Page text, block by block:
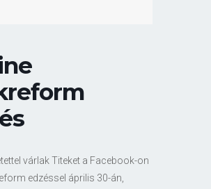
várlak Titeket a Facebook-on
edzéssel április 30-án,